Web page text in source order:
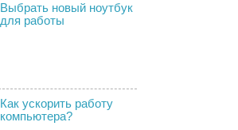
Выбрать новый ноутбук
для работы
Как ускорить работу
компьютера?